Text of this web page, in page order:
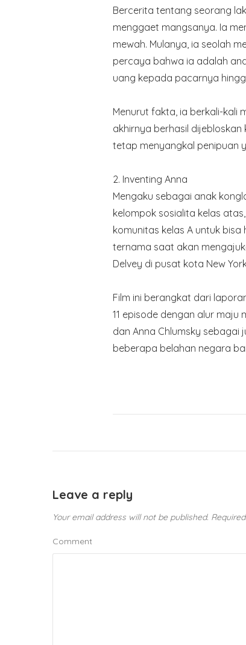
Bercerita tentang seorang
menggaet mangsanya. Ia
mewah. Mulanya, ia seolah
percaya bahwa ia adalah
uang kepada pacarnya
Menurut fakta, ia berkali-kali
akhirnya berhasil dijebloskan
tetap menyangkal penipuan
2. Inventing Anna
Mengaku sebagai anak
kelompok sosialita kelas
komunitas kelas A untuk
ternama saat akan
Delvey di pusat kota New
Film ini berangkat dari
11 episode dengan alur maju
dan Anna Chlumsky sebagai
beberapa belahan negara
Leave a reply
Your email address will not be published.
Comment